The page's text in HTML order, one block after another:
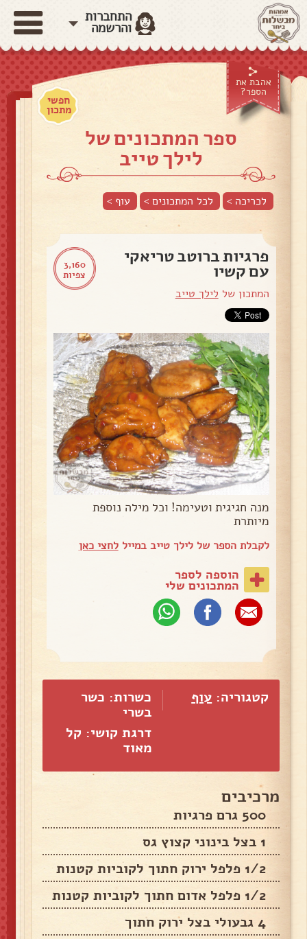
התחברות
והרשמה
אהבת את
הספר?
חפשי
מתכון
ספר המתכונים של
לילך טייב
לכריכה > לכל המתכונים > עוף >
3,160
צפיות
פרגיות ברוטב טריאקי
עם קשיו
המתכון של לילך טייב
מנה חגיגית וטעימה! וכל מילה נוספת
מיותרת
לקבלת הספר של לילך טייב במייללחצי כאן
הוספה לספר
המתכונים שלי
קטגוריה: עוף
כשרות: כשר
בשרי
דרגת קושי: קל
מאוד
מרכיבים
500 גרם פרגיות
1 בצל בינוני קצוץ גס
1/2 פלפל ירוק חתוך לקוביות קטנות
1/2 פלפל אדום חתוך לקוביות קטנות
4 גבעולי בצל ירוק חתוך